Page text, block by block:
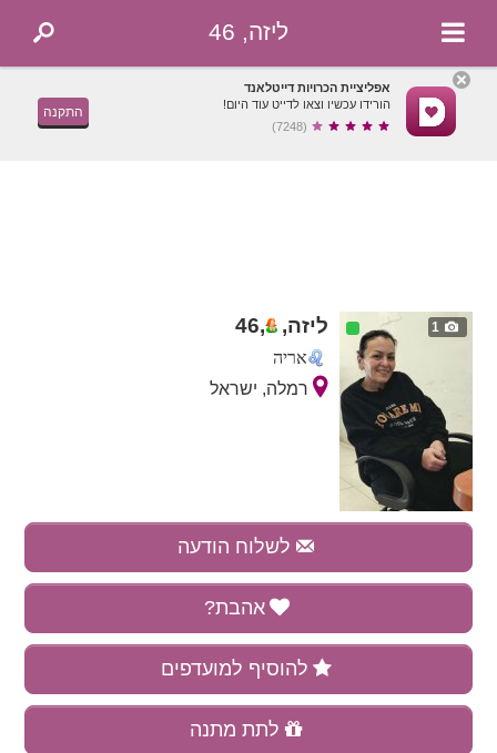
ליזה, 46
אפליציית הכרויות דייטלאנד
הורידו עכשיו וצאו לדייט עוד היום!
(7248)
התקנה
1 ליזה, ,
46
אריה
רמלה, ישראל
לשלוח הודעה
אהבת?
להוסיף למועדפים
לתת מתנה